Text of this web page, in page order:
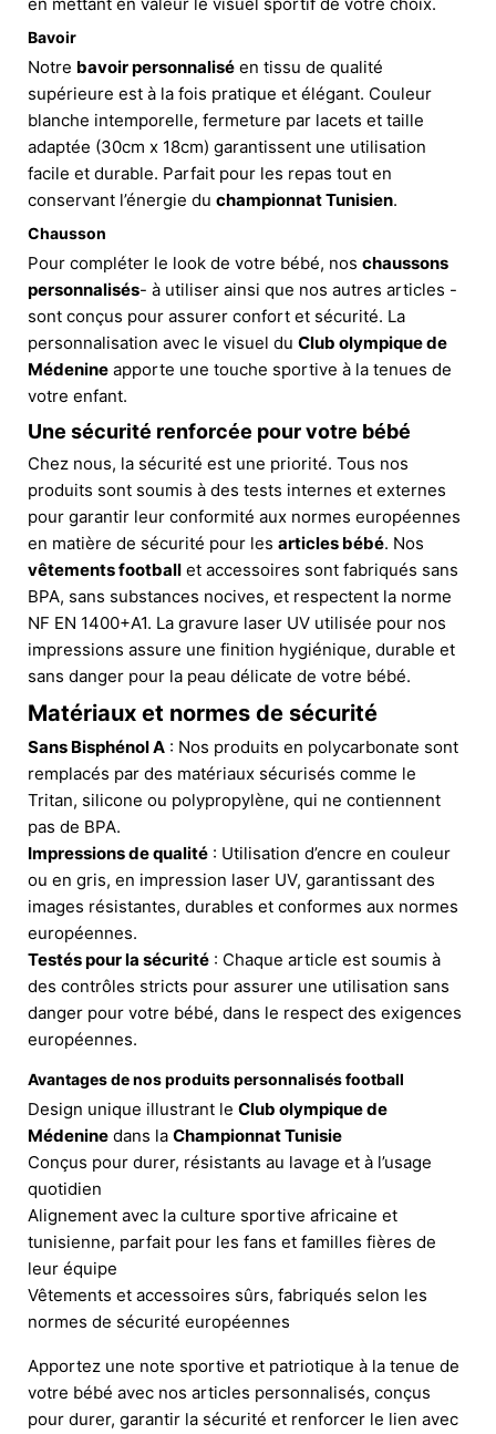
Bavoir
Notre bavoir personnalisé en tissu de qualité
supérieure est à la fois pratique et élégant. Couleur
blanche intemporelle, fermeture par lacets et taille
adaptée (30cm x 18cm) garantissent une utilisation
facile et durable. Parfait pour les repas tout en
conservant l’énergie du championnat Tunisien.
Chausson
Pour compléter le look de votre bébé, nos chaussons
personnalisés- à utiliser ainsi que nos autres articles -
sont conçus pour assurer confort et sécurité. La
personnalisation avec le visuel du Club olympique de
Médenine apporte une touche sportive à la tenues de
votre enfant.
Une sécurité renforcée pour votre bébé
Chez nous, la sécurité est une priorité. Tous nos
produits sont soumis à des tests internes et externes
pour garantir leur conformité aux normes européennes
en matière de sécurité pour les articles bébé. Nos
vêtements football et accessoires sont fabriqués sans
BPA, sans substances nocives, et respectent la norme
NF EN 1400+A1. La gravure laser UV utilisée pour nos
impressions assure une finition hygiénique, durable et
sans danger pour la peau délicate de votre bébé.
Matériaux et normes de sécurité
Sans Bisphénol A : Nos produits en polycarbonate sont
remplacés par des matériaux sécurisés comme le
Tritan, silicone ou polypropylène, qui ne contiennent
pas de BPA.
Impressions de qualité : Utilisation d’encre en couleur
ou en gris, en impression laser UV, garantissant des
images résistantes, durables et conformes aux normes
européennes.
Testés pour la sécurité : Chaque article est soumis à
des contrôles stricts pour assurer une utilisation sans
danger pour votre bébé, dans le respect des exigences
européennes.
Avantages de nos produits personnalisés football
Design unique illustrant le Club olympique de
Médenine dans la Championnat Tunisie
Conçus pour durer, résistants au lavage et à l’usage
quotidien
Alignement avec la culture sportive africaine et
tunisienne, parfait pour les fans et familles fières de
leur équipe
Vêtements et accessoires sûrs, fabriqués selon les
normes de sécurité européennes
Apportez une note sportive et patriotique à la tenue de
votre bébé avec nos articles personnalisés, conçus
pour durer, garantir la sécurité et renforcer le lien avec